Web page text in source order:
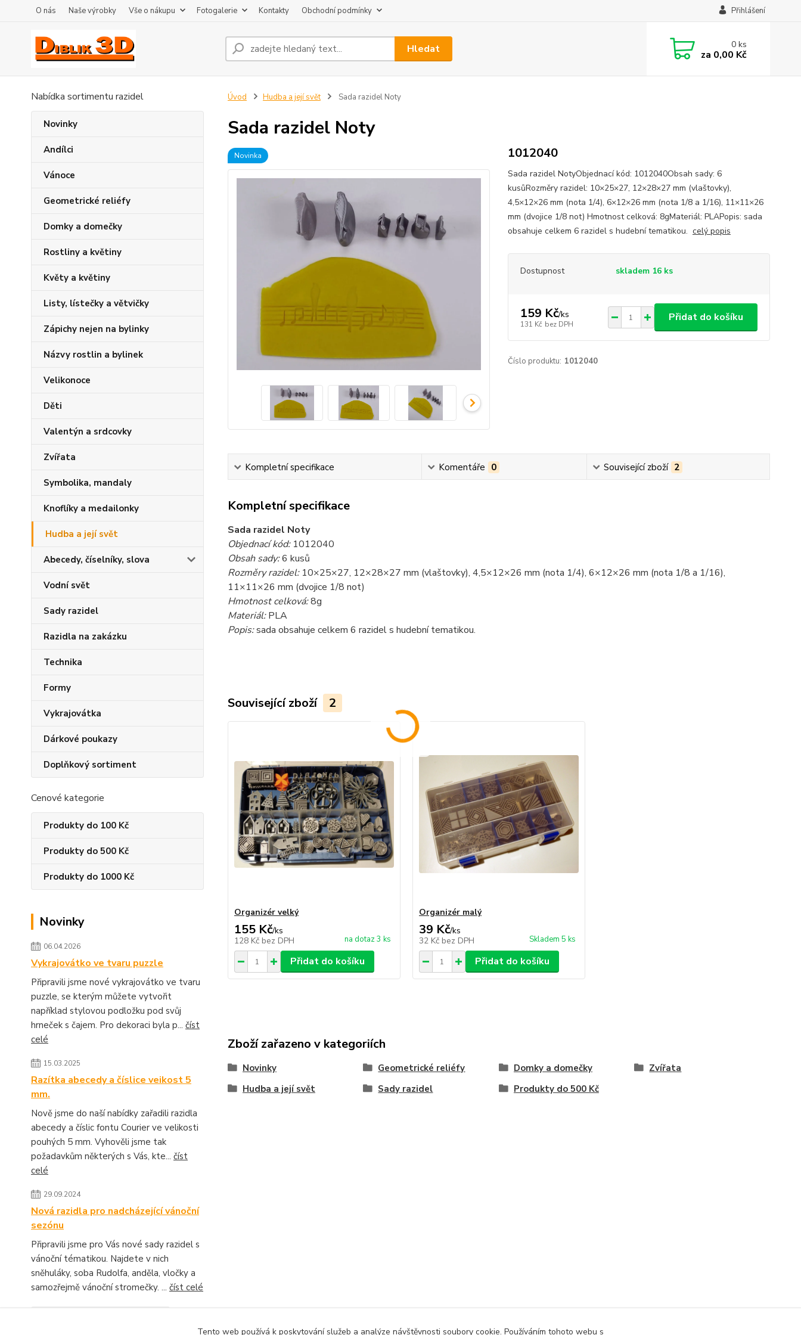
O nás Naše výrobky Vše o nákupu Fotogalerie Kontakty Obchodní podmínky Přihlášení
Hledat 0ks
za 0,00 Kč
Nabídka sortimentu razidel
Novinky
Andílci
Vánoce
Geometrické reliéfy
Domky a domečky
Rostliny a květiny
Květy a květiny
Listy, lístečky a větvičky
Zápichy nejen na bylinky
Názvy rostlin a bylinek
Velikonoce
Děti
Valentýn a srdcovky
Zvířata
Symbolika, mandaly
Knoflíky a medailonky
Hudba a její svět
Abecedy, číselníky, slova
Vodní svět
Sady razidel
Razidla na zakázku
Technika
Formy
Vykrajovátka
Dárkové poukazy
Doplňkový sortiment
Cenové kategorie
Produkty do 100 Kč
Produkty do 500 Kč
Produkty do 1000 Kč
Novinky
06.04.2026
Vykrajovátko ve tvaru puzzle
Připravili jsme nové vykrajovátko ve tvaru
puzzle, se kterým můžete vytvořit
například stylovou podložku pod svůj
hrneček s čajem. Pro dekoraci byla p... číst
celé
15.03.2025
Razítka abecedy a číslice veikost 5
mm.
Nově jsme do naší nabídky zařadili razidla
abecedy a číslic fontu Courier ve velikosti
pouhých 5 mm. Vyhověli jsme tak
požadavkům některých s Vás, kte... číst
celé
29.09.2024
Nová razidla pro nadcházející vánoční
sezónu
Připravili jsme pro Vás nové sady razidel s
vánoční tématikou. Najdete v nich
sněhuláky, soba Rudolfa, anděla, vločky a
samozřejmě vánoční stromečky. ... číst celé
Úvod Hudba a její svět Sada razidel Noty
Sada razidel Noty
Novinka 1012040
Sada razidel NotyObjednací kód: 1012040Obsah sady: 6
kusůRozměry razidel: 10×25×27, 12×28×27 mm (vlaštovky),
4,5×12×26 mm (nota 1/4), 6×12×26 mm (nota 1/8 a 1/16), 11×11×26
mm (dvojice 1/8 not) Hmotnost celková: 8gMateriál: PLAPopis: sada
obsahuje celkem 6 razidel s hudební tematikou. celý popis
Dostupnost skladem 16 ks
159 Kč/ks
131 Kč bez DPH
Přidat do košíku
Číslo produktu: 1012040
Kompletní specifikace Komentáře 0 Související zboží 2
Kompletní specifikace
Sada razidel Noty
Objednací kód:1012040
Obsah sady:6 kusů
Rozměry razidel: 10×25×27, 12×28×27 mm (vlaštovky), 4,5×12×26 mm (nota 1/4), 6×12×26 mm (nota 1/8 a 1/16),
11×11×26 mm (dvojice 1/8 not)
Hmotnost celková:8g
Materiál:PLA
Popis:sada obsahuje celkem 6 razidel s hudební tematikou.
Související zboží 2
Organizér velký
155 Kč/ks
128 Kč bez DPH na dotaz 3 ks
Přidat do košíku
Organizér malý
39 Kč/ks
32 Kč bez DPH Skladem 5 ks
Přidat do košíku
Zboží zařazeno v kategoriích
Novinky Geometrické reliéfy Domky a domečky
Zvířata
Hudba a její svět
Sady razidel Produkty do 500 Kč
Tento web používá k poskytování služeb a analýze návštěvnosti soubory cookie. Používáním tohoto webu s